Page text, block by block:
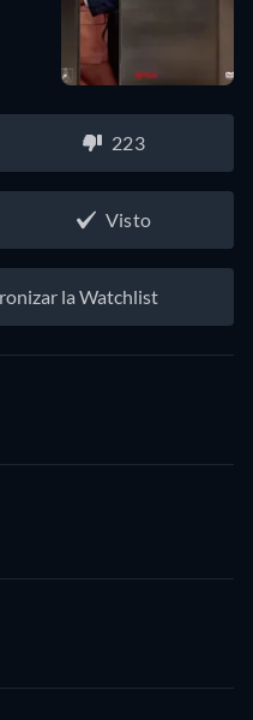
223
Visto
la Watchlist